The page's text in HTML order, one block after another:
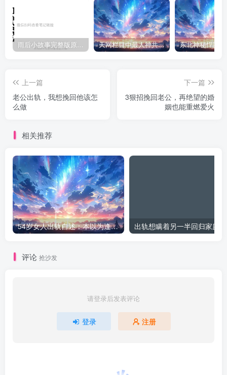
雨后小故事完整版原片动态图（图+文字解说版） 天网栏目中最人神共愤的一期《消失的夫妻》
上一篇
老公出轨，我想挽回他该怎
么做
下一篇
3狠招挽回老公，再绝望的婚
姻也能重燃爱火
相关推荐
54岁女人出轨自述：本以为逢场作戏
评论 抢沙发
请登录后发表评论
登录 注册